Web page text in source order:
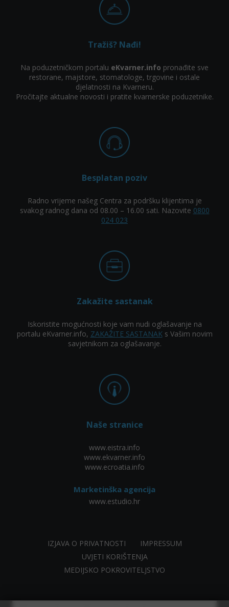
Tražiš? Nađi!
Na poduzetničkom portalu eKvarner.info pronađite sve
restorane, majstore, stomatologe, trgovine i ostale
djelatnosti na Kvarneru.
Pročitajte aktualne novosti i pratite kvarnerske poduzetnike.
Besplatan poziv
Radno vrijeme našeg Centra za podršku klijentima je
svakog radnog dana od 08.00 – 16.00 sati. Nazovite 0800
024 023
Zakažite sastanak
Iskoristite mogućnosti koje vam nudi oglašavanje na
portalu eKvarner.info, ZAKAŽITE SASTANAKs Vašim novim
savjetnikom za oglašavanje.
Naše stranice
www.eistra.info
www.ekvarner.info
www.ecroatia.info
Marketinška agencija
www.estudio.hr
IZJAVA O PRIVATNOSTI
IMPRESSUM
UVJETI KORIŠTENJA
MEDIJSKO POKROVITELJSTVO